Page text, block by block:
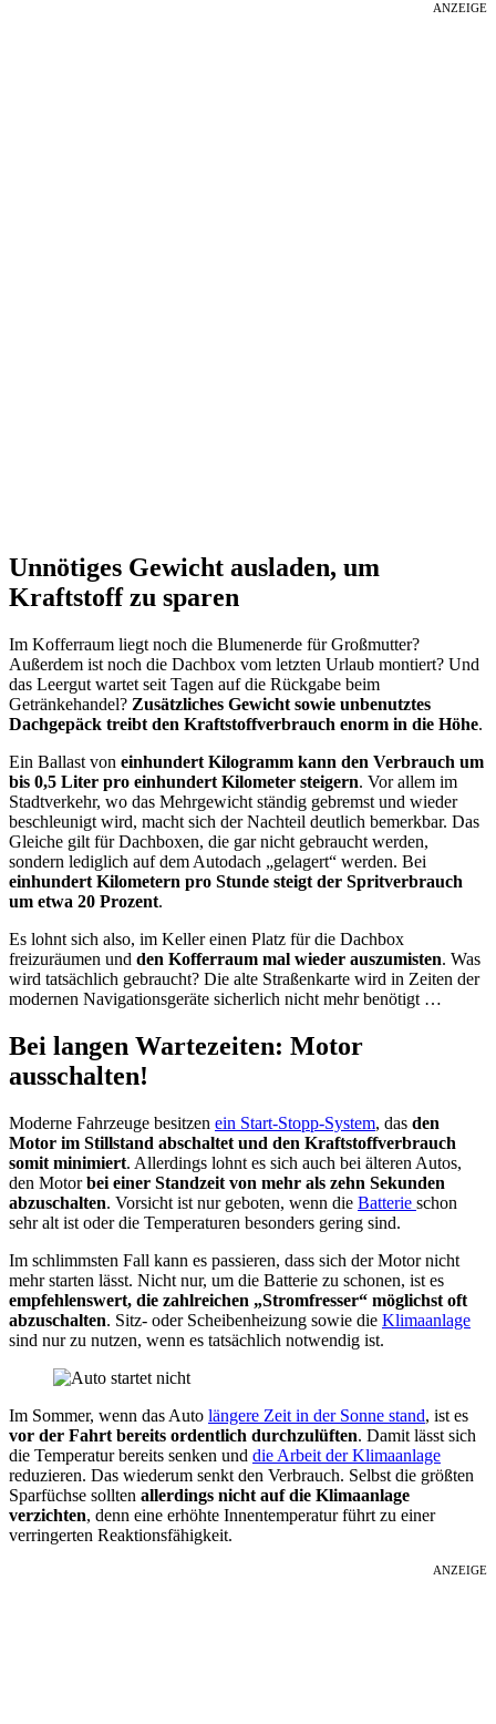
ANZEIGE
Unnötiges Gewicht ausladen, um
Kraftstoff zu sparen
Im Kofferraum liegt noch die Blumenerde für Großmutter?
Außerdem ist noch die Dachbox vom letzten Urlaub montiert? Und
das Leergut wartet seit Tagen auf die Rückgabe beim
Getränkehandel? Zusätzliches Gewicht sowie unbenutztes
Dachgepäck treibt den Kraftstoffverbrauch enorm in die Höhe.
Ein Ballast von einhundert Kilogramm kann den Verbrauch um
bis 0,5 Liter pro einhundert Kilometer steigern. Vor allem im
Stadtverkehr, wo das Mehrgewicht ständig gebremst und wieder
beschleunigt wird, macht sich der Nachteil deutlich bemerkbar. Das
Gleiche gilt für Dachboxen, die gar nicht gebraucht werden,
sondern lediglich auf dem Autodach „gelagert“ werden. Bei
einhundert Kilometern pro Stunde steigt der Spritverbrauch
um etwa 20 Prozent.
Es lohnt sich also, im Keller einen Platz für die Dachbox
freizuräumen und den Kofferraum mal wieder auszumisten. Was
wird tatsächlich gebraucht? Die alte Straßenkarte wird in Zeiten der
modernen Navigationsgeräte sicherlich nicht mehr benötigt …
Bei langen Wartezeiten: Motor
ausschalten!
Moderne Fahrzeuge besitzen ein Start-Stopp-System, das den
Motor im Stillstand abschaltet und den Kraftstoffverbrauch
somit minimiert. Allerdings lohnt es sich auch bei älteren Autos,
den Motorbei einer Standzeit von mehr als zehn Sekunden
abzuschalten. Vorsicht ist nur geboten, wenn die Batterie schon
sehr alt ist oder die Temperaturen besonders gering sind.
Im schlimmsten Fall kann es passieren, dass sich der Motor nicht
mehr starten lässt. Nicht nur, um die Batterie zu schonen, ist es
empfehlenswert, die zahlreichen „Stromfresser“ möglichst oft
abzuschalten. Sitz- oder Scheibenheizung sowie die Klimaanlage
sind nur zu nutzen, wenn es tatsächlich notwendig ist.
Im Sommer, wenn das Auto längere Zeit in der Sonne stand, ist es
vor der Fahrt bereits ordentlich durchzulüften. Damit lässt sich
die Temperatur bereits senken und die Arbeit der Klimaanlage
reduzieren. Das wiederum senkt den Verbrauch. Selbst die größten
Sparfüchse sollten allerdings nicht auf die Klimaanlage
verzichten, denn eine erhöhte Innentemperatur führt zu einer
verringerten Reaktionsfähigkeit.
ANZEIGE